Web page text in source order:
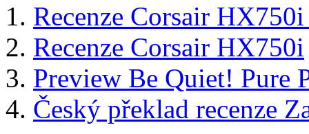
Recenze Corsair
Recenze Corsair HX750i
Preview Be Quiet! Pure
Český překlad recenze